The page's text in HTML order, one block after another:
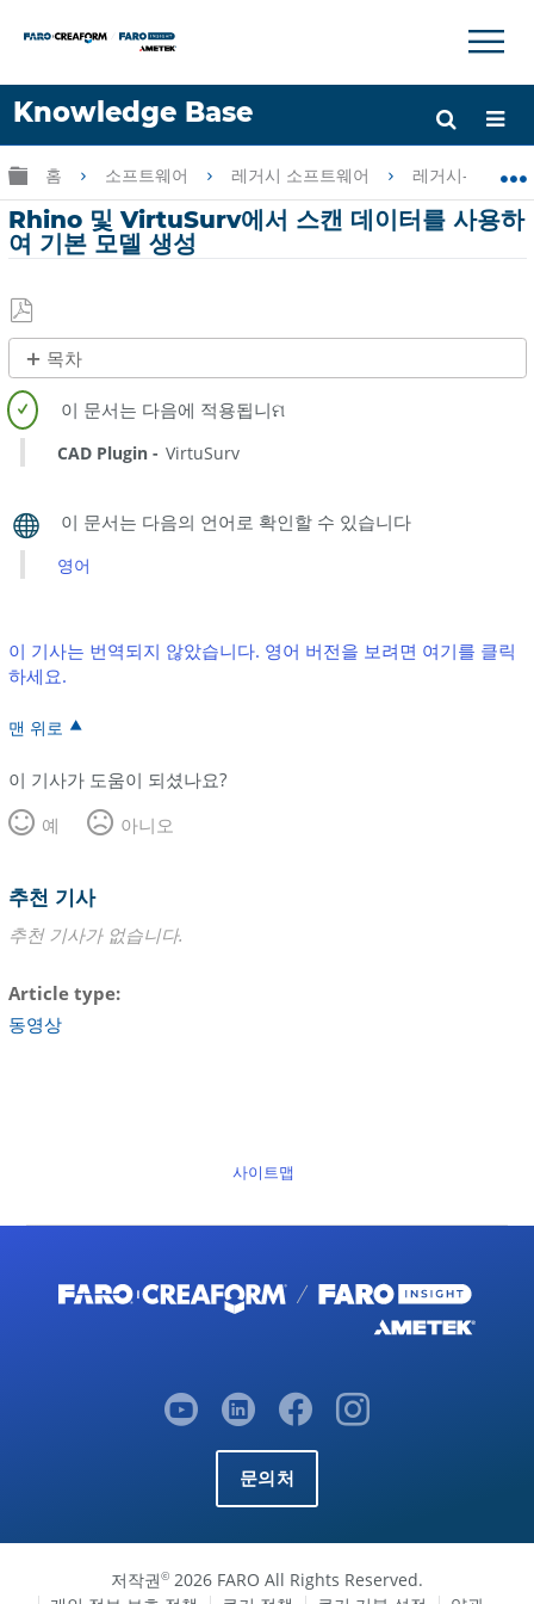
Knowledge Base
언어
도움 받기 로그인
×
글로벌 계층 확장/축소
홈 소프트웨어 레거시 소프트웨어 레거시-
Rhino 및 VirtuSurv에서 스캔 데이터를 사용하
여 기본 모델 생성
PDF
로
저
장
목차
제
목
없
음
CAD Plugin VirtuSurv
영어
이 기사는 번역되지 않았습니다. 영어 버전을 보려면 여기를 클릭
하세요.
맨 위로
이 기사가 도움이 되셨나요?
예
아니오
추천 기사
추천 기사가 없습니다.
Article type
동영상
사이트맵
문의처
저작권© 2026 FARO All Rights Reserved.